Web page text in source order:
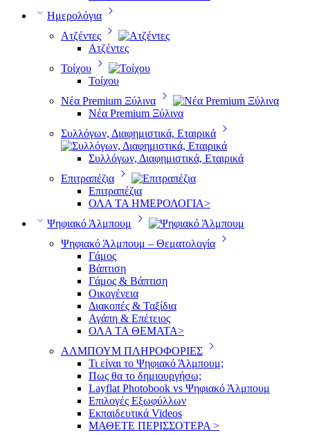
Ημερολόγια
Ατζέντες
Ατζέντες
Τοίχου
Τοίχου
Νέα Premium Ξύλινα
Νέα Premium Ξύλινα
Συλλόγων, Διαφημιστικά, Εταιρικά
Συλλόγων, Διαφημιστικά, Εταιρικά
Επιτραπέζια
Επιτραπέζια
ΟΛΑ ΤΑ ΗΜΕΡΟΛΟΓΙΑ>
Ψηφιακό Άλμπουμ
Ψηφιακό Άλμπουμ – Θεματολογία
Γάμος
Βάπτιση
Γάμος & Βάπτιση
Οικογένεια
Διακοπές & Ταξίδια
Αγάπη & Επέτειος
ΟΛΑ ΤΑ ΘΕΜΑΤΑ>
ΑΛΜΠΟΥΜ ΠΛΗΡΟΦΟΡΙΕΣ
Τι είναι το Ψηφιακό Άλμπουμ;
Πως θα το δημιουργήσω;
Layflat Photobook vs Ψηφιακό Άλμπουμ
Επιλογές Εξωφύλλων
Εκπαιδευτικά Videos
ΜΑΘΕΤΕ ΠΕΡΙΣΣΟΤΕΡΑ >